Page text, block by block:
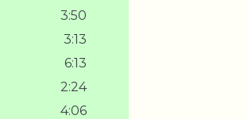
3:50
3:13
6:13
2:24
4:06